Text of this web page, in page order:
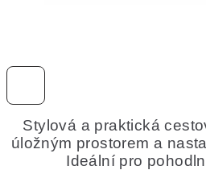
Stylová a praktická
úložným prostorem a
Ideální pro